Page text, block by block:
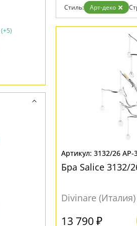
Стиль: Арт-деко
3132/26 AP-
Бра Salice 3132/
Divinare (Италия)
13 790 ₽
(+5)